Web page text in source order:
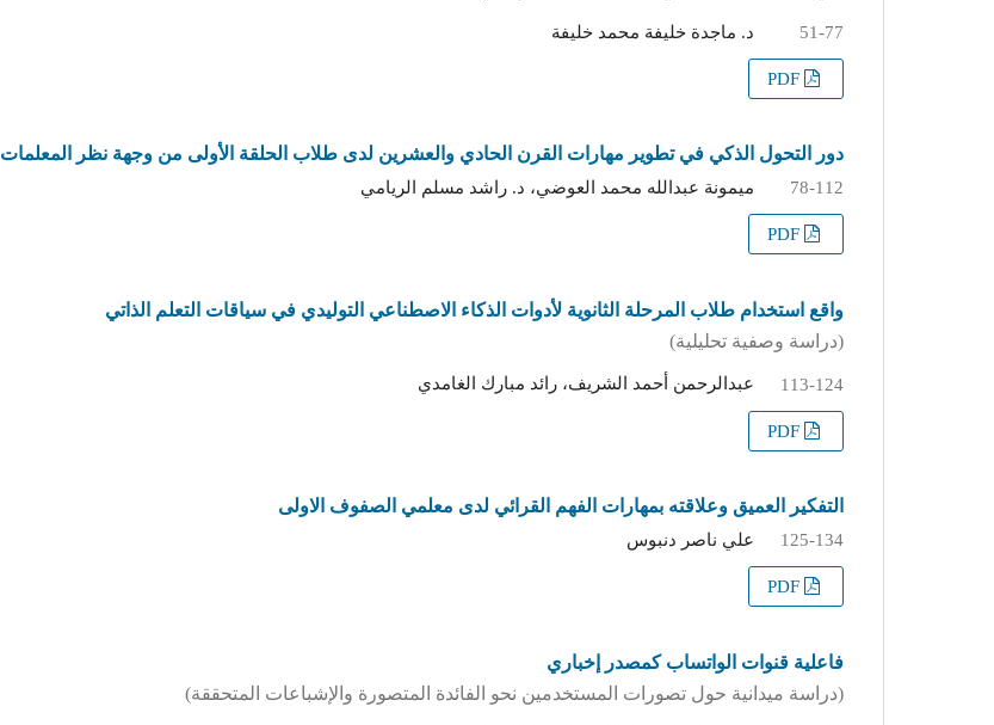
د. ماجدة خليفة محمد خليفة 51-77
دور التحول الذكي في تطوير مهارات القرن الحادي والعشرين لدى طلاب الحلقة الأولى من وجهة نظر المعلمات
ميمونة عبدالله محمد العوضي، د. راشد مسلم الريامي 78-112
واقع استخدام طلاب المرحلة الثانوية لأدوات الذكاء الاصطناعي التوليدي في سياقات التعلم الذاتي
(دراسة وصفية تحليلية)
عبدالرحمن أحمد الشريف، رائد مبارك الغامدي 113-124
التفكير العميق وعلاقته بمهارات الفهم القرائي لدى معلمي الصفوف الاولى
علي ناصر دنبوس 125-134
فاعلية قنوات الواتساب كمصدر إخباري
(دراسة ميدانية حول تصورات المستخدمين نحو الفائدة المتصورة والإشباعات المتحققة)